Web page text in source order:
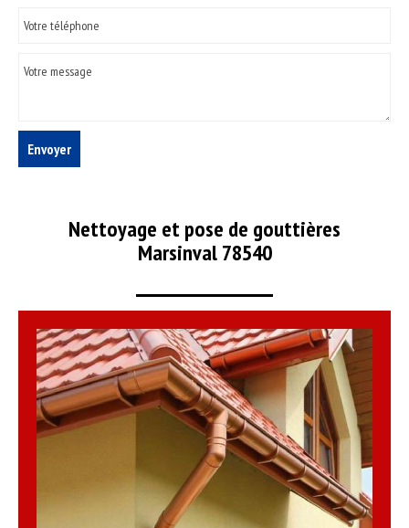
Nettoyage et pose de gouttières
Marsinval 78540